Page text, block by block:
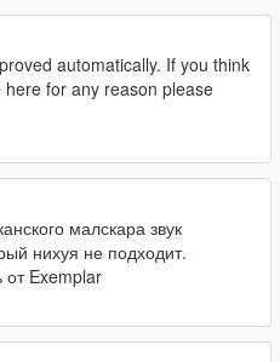
automatically. If you think
for any reason please
малскара звук
нихуя не подходит.
от Exemplar